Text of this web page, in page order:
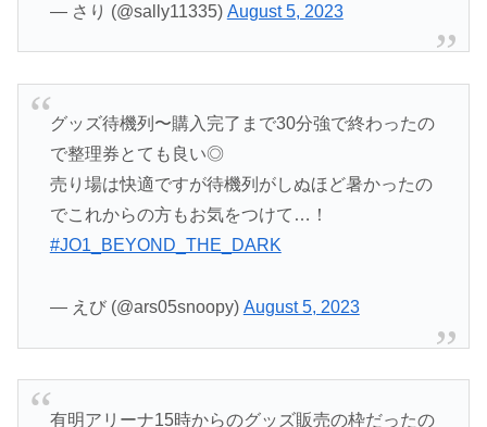
— さり (@sally11335) August 5, 2023
グッズ待機列〜購入完了まで30分強で終わったの
で整理券とても良い◎
売り場は快適ですが待機列がしぬほど暑かったの
でこれからの方もお気をつけて…！
#JO1_BEYOND_THE_DARK
— えび (@ars05snoopy) August 5, 2023
有明アリーナ15時からのグッズ販売の枠だったの